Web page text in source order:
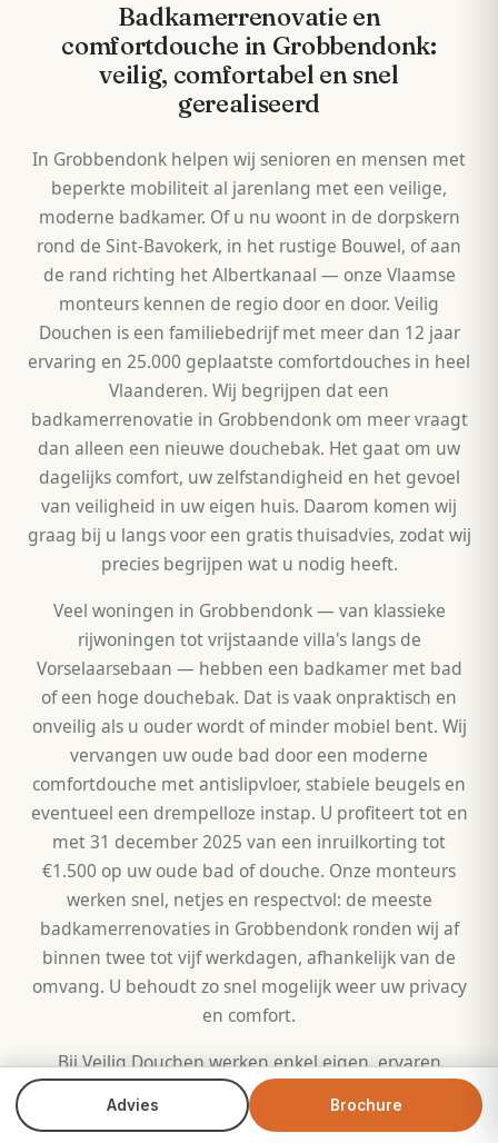
Advies Brochure
Badkamerrenovatie en
comfortdouche in Grobbendonk:
veilig, comfortabel en snel
gerealiseerd
In Grobbendonk helpen wij senioren en mensen met
beperkte mobiliteit al jarenlang met een veilige,
moderne badkamer. Of u nu woont in de dorpskern
rond de Sint-Bavokerk, in het rustige Bouwel, of aan
de rand richting het Albertkanaal — onze Vlaamse
monteurs kennen de regio door en door. Veilig
Douchen is een familiebedrijf met meer dan 12 jaar
ervaring en 25.000 geplaatste comfortdouches in heel
Vlaanderen. Wij begrijpen dat een
badkamerrenovatie in Grobbendonk om meer vraagt
dan alleen een nieuwe douchebak. Het gaat om uw
dagelijks comfort, uw zelfstandigheid en het gevoel
van veiligheid in uw eigen huis. Daarom komen wij
graag bij u langs voor een gratis thuisadvies, zodat wij
precies begrijpen wat u nodig heeft.
Veel woningen in Grobbendonk — van klassieke
rijwoningen tot vrijstaande villa's langs de
Vorselaarsebaan — hebben een badkamer met bad
of een hoge douchebak. Dat is vaak onpraktisch en
onveilig als u ouder wordt of minder mobiel bent. Wij
vervangen uw oude bad door een moderne
comfortdouche met antislipvloer, stabiele beugels en
eventueel een drempelloze instap. U profiteert tot en
met 31 december 2025 van een inruilkorting tot
€1.500 op uw oude bad of douche. Onze monteurs
werken snel, netjes en respectvol: de meeste
badkamerrenovaties in Grobbendonk ronden wij af
binnen twee tot vijf werkdagen, afhankelijk van de
omvang. U behoudt zo snel mogelijk weer uw privacy
en comfort.
Bij Veilig Douchen werken enkel eigen, ervaren
Vlaamse vakmensen — geen onderaannemers. Dat
betekent constante kwaliteit, transparante
Bel direct Brochure